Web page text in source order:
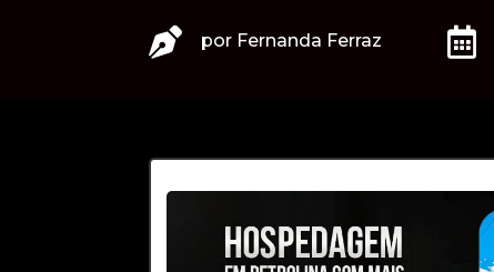
 por Fernanda Ferraz 